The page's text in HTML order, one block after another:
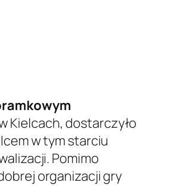
Kielcach, dostarczyło
w tym starciu
Pomimo
organizacji gry